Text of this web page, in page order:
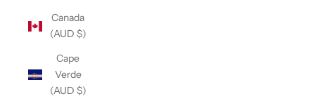
Canada
(AUD $)
Cape
Verde
(AUD $)